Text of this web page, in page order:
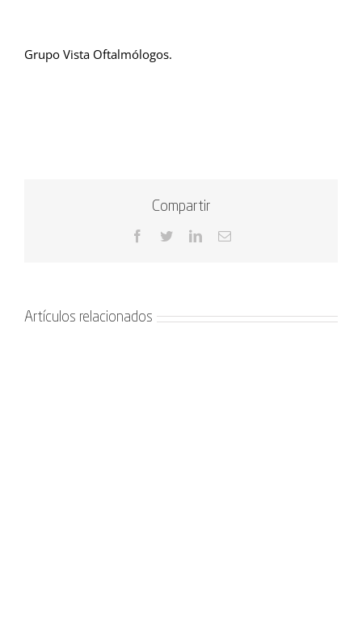
Grupo Vista Oftalmólogos.
Compartir
Facebook
TwitterLinkedInCorreo
Artículos relacionados